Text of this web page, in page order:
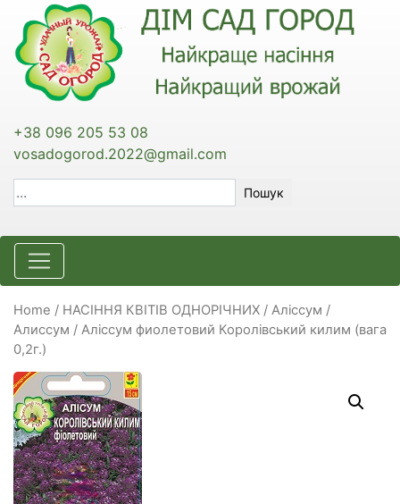
+38 096 205 53 08
vosadogorod.2022@gmail.com
Пошук
Home / НАСІННЯ КВІТІВ ОДНОРІЧНИХ / Аліссум /
Алиссум / Аліссум фиолетовий Королівський килим (вага
0,2г.)